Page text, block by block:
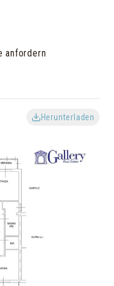
anfordern
Herunterladen